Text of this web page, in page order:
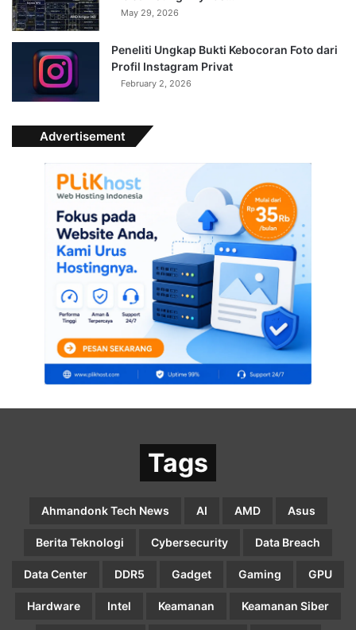
May 29, 2026
Peneliti Ungkap Bukti Kebocoran Foto dari
Profil Instagram Privat
February 2, 2026
Advertisement
Tags
Ahmandonk Tech News AI AMD Asus
Berita Teknologi Cybersecurity Data Breach
Data Center DDR5 Gadget Gaming GPU
Hardware Intel Keamanan Keamanan Siber